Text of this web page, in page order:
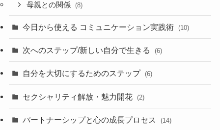
母親との関係 (8)
今日から使える コミュニケーション実践術 (10)
次へのステップ/新しい自分で生きる (6)
自分を大切にするためのステップ (6)
セクシャリティ解放・魅力開花 (2)
パートナーシップと心の成長プロセス (14)